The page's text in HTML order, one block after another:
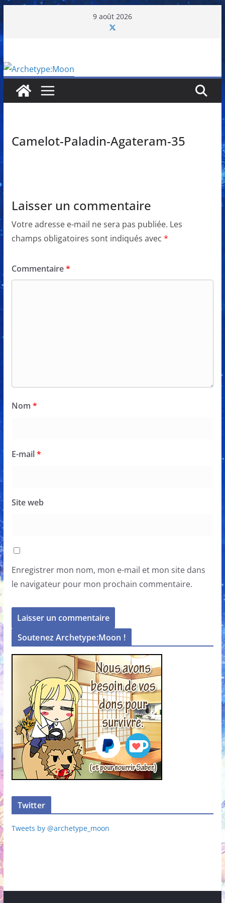
au
9 août 2026
Camelot-Paladin-Agateram-35
Laisser un commentaire
Votre adresse e-mail ne sera pas publiée. Les
champs obligatoires sont indiqués avec *
Commentaire*
Nom *
E-mail*
Site web
Enregistrer mon nom, mon e-mail et mon site dans
le navigateur pour mon prochain commentaire.
Soutenez Archetype:Moon !
Twitter
Tweets by @archetype_moon